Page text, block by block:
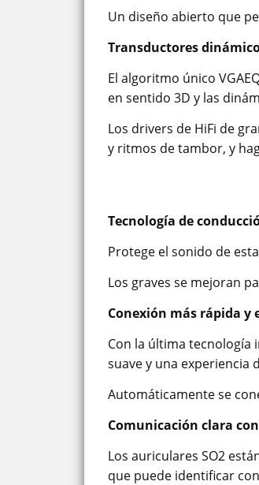
Un diseño abierto que
Transductores
El algoritmo único
en sentido 3D y las
Los drivers de HiFi de
y ritmos de tambor, y
Tecnología de
Protege el sonido de
Los graves se mejoran
Conexión más rápida y
Con la última tecnología
suave y una experiencia
Automáticamente se
Comunicación clara
Los auriculares SO2
que puede identificar